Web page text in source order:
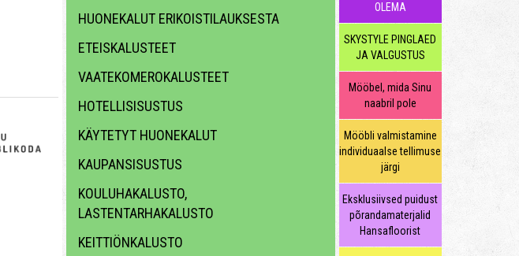
HUONEKALUT ERIKOISTILAUKSESTA
ETEISKALUSTEET
VAATEKOMEROKALUSTEET
HOTELLISISUSTUS
KÄYTETYT HUONEKALUT
KAUPANSISUSTUS
KOULUHAKALUSTO,
LASTENTARHAKALUSTO
KEITTIÖNKALUSTO
OLEMA
SKYSTYLE PINGLAED
JA VALGUSTUS
Mööbel, mida Sinu
naabril pole
Mööbli valmistamine
individuaalse tellimuse
järgi
Eksklusiivsed puidust
põrandamaterjalid
Hansafloorist